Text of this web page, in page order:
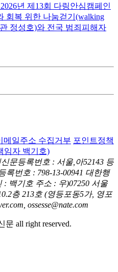
년 제13회 다링안심캠페인
회복 위한 나눔걷기(walking
정성호)와 전국 범죄피해자
메일주소 수집거부 포인트정책
임자 백기호)
문등록번호 : 서울,아52143 등
록번호 : 798-13-00941 대한행
: 백기호 주소 : 우)07250 서울
층 213호 (영등포동5가, 영포
ossesse@nate.com
all right reserved.